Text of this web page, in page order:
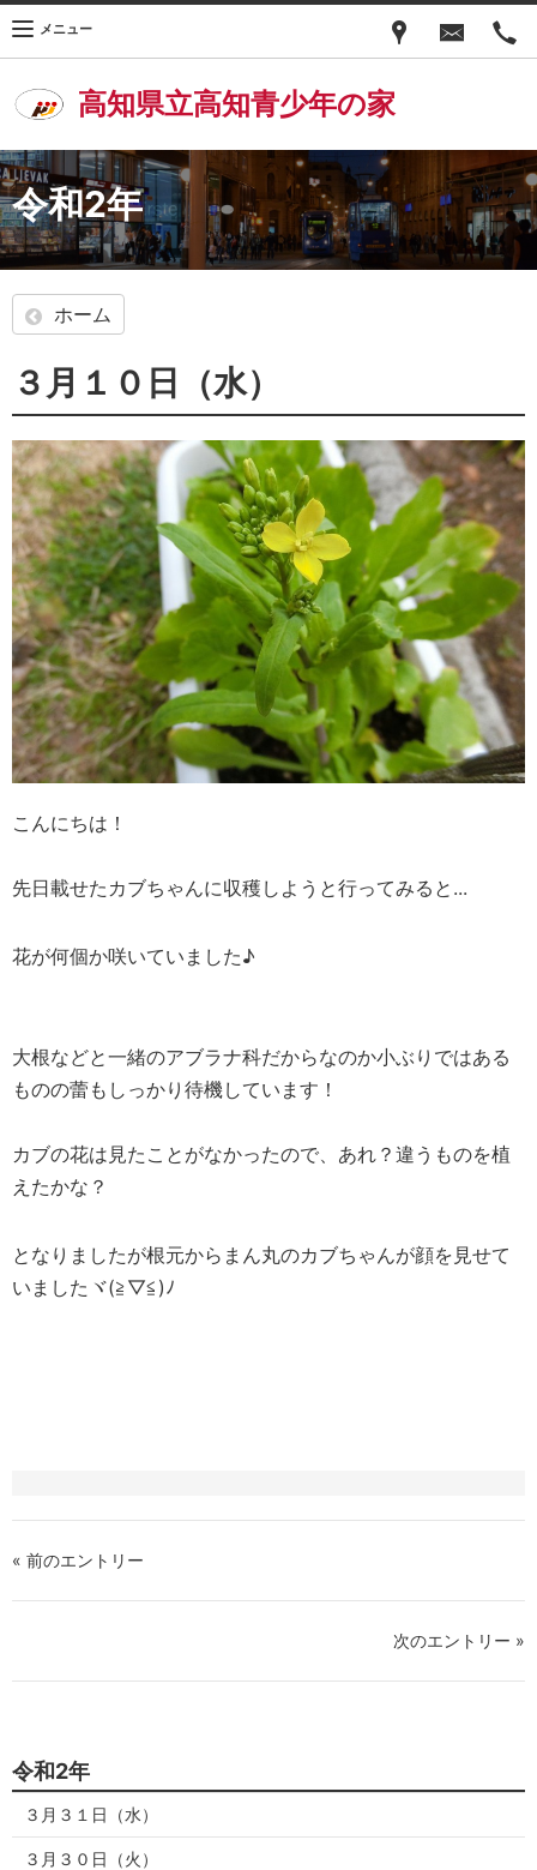
高知県立高知青少年の家
メニュー
令和2年
ホーム
３月１０日（水）
こんにちは！
先日載せたカブちゃんに収穫しようと行ってみると...
花が何個か咲いていました♪
大根などと一緒のアブラナ科だからなのか小ぶりではある
ものの蕾もしっかり待機しています！
カブの花は見たことがなかったので、あれ？違うものを植
えたかな？
となりましたが根元からまん丸のカブちゃんが顔を見せて
いましたヾ(≧▽≦)ﾉ
« 前のエントリー
次のエントリー »
令和2年
３月３１日（水）
３月３０日（火）